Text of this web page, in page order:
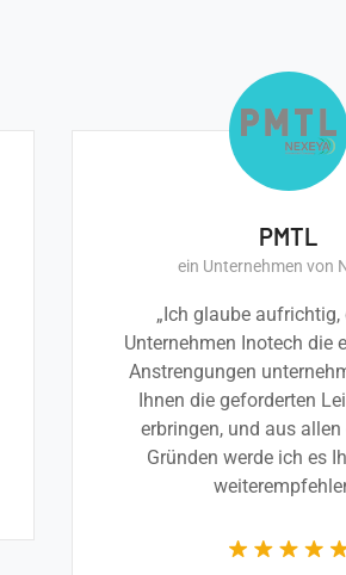
PMTL
ein Unternehmen von
„Ich glaube aufrichtig,
Unternehmen Inotech die
Anstrengungen
Ihnen die geforderten
erbringen, und aus
Gründen werde ich es